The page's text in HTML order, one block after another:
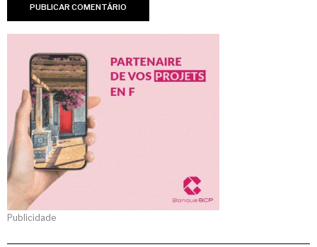
Publicidade